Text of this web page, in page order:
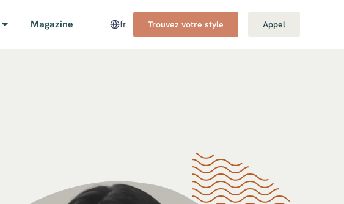
Magazine fr Trouvez votre style Appel